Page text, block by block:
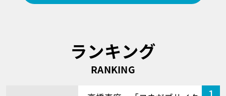
ランキング
RANKING